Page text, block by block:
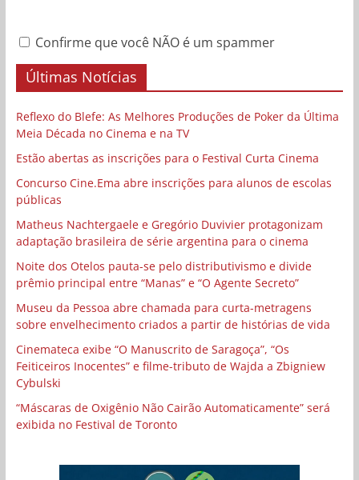
Confirme que você NÃO é um spammer
Últimas Notícias
Reflexo do Blefe: As Melhores Produções de Poker da Última
Meia Década no Cinema e na TV
Estão abertas as inscrições para o Festival Curta Cinema
Concurso Cine.Ema abre inscrições para alunos de escolas
públicas
Matheus Nachtergaele e Gregório Duvivier protagonizam
adaptação brasileira de série argentina para o cinema
Noite dos Otelos pauta-se pelo distributivismo e divide
prêmio principal entre “Manas” e “O Agente Secreto”
Museu da Pessoa abre chamada para curta-metragens
sobre envelhecimento criados a partir de histórias de vida
Cinemateca exibe “O Manuscrito de Saragoça”, “Os
Feiticeiros Inocentes” e filme-tributo de Wajda a Zbigniew
Cybulski
“Máscaras de Oxigênio Não Cairão Automaticamente” será
exibida no Festival de Toronto